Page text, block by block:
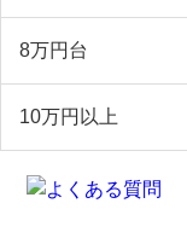
8万円台
10万円以上